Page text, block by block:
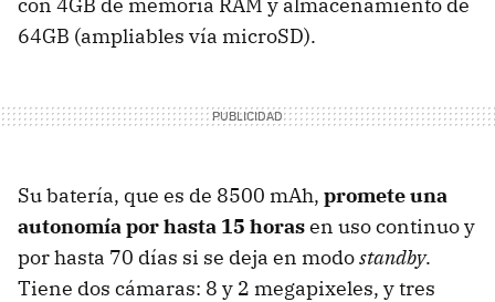
64GB (ampliables vía microSD).
Su batería, que es de 8500 mAh, promete una
autonomía por hasta 15 horasen uso continuo y
por hasta 70 días si se deja en modostandby.
Tiene dos cámaras: 8 y 2 megapixeles, y tres